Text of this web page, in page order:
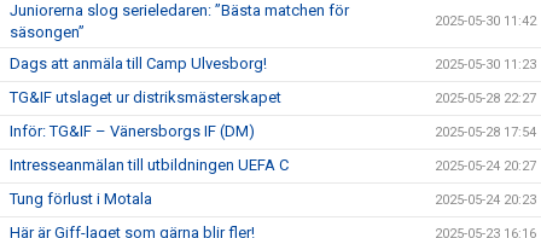
Juniorerna slog serieledaren: ”Bästa matchen för
säsongen”
2025-05-30 11:42
Dags att anmäla till Camp Ulvesborg! 2025-05-30 11:23
TG&IF utslaget ur distriksmästerskapet 2025-05-28 22:27
Inför: TG&IF – Vänersborgs IF (DM) 2025-05-28 17:54
Intresseanmälan till utbildningen UEFA C 2025-05-24 20:27
Tung förlust i Motala 2025-05-24 20:23
Här är Giff-laget som gärna blir fler! 2025-05-23 16:16